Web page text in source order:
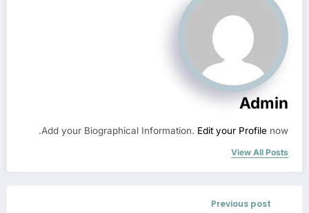
Admin
Add your Biographical Information. Edit your Profile now.
View All Posts
Previous post